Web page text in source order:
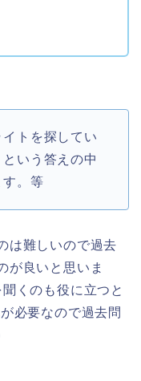
トを探してい
いう答えの中
す。等
は難しいので過去
が良いと思いま
くのも役に立つと
必要なので過去問